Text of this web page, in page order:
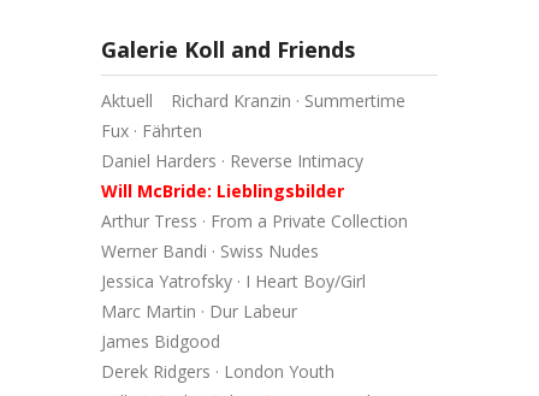
Galerie Koll and Friends
Aktuell
Richard Kranzin · Summertime
Fux · Fährten
Daniel Harders · Reverse Intimacy
Will McBride: Lieblingsbilder
Arthur Tress · From a Private Collection
Werner Bandi · Swiss Nudes
Jessica Yatrofsky · I Heart Boy/Girl
Marc Martin · Dur Labeur
James Bidgood
Derek Ridgers · London Youth